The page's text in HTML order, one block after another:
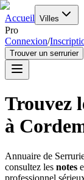
Accueil Villes
Pro
Connexion/
Trouver un serrurier
Trouvez
à
Annuaire de
consultez les notes
professionnel